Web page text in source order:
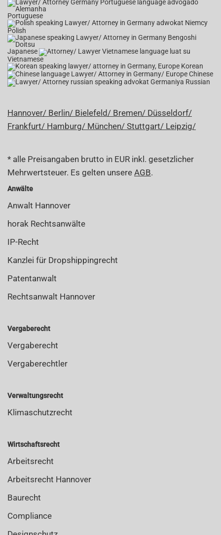
Portuguese
Polish
Japanese
Vietnamese
Korean
Chinese
Russian
Hannover/ Berlin/ Bielefeld/ Bremen/ Düsseldorf/
Frankfurt/ Hamburg/ München/ Stuttgart/ Leipzig/
* alle Preisangaben brutto in EUR inkl. gesetzlicher
Mehrwertsteuer. Es gelten unsere AGB.
Anwälte
Anwalt Hannover
horak Rechtsanwälte
IP-Recht
Kanzlei für Dropshippingrecht
Patentanwalt
Rechtsanwalt Hannover
Vergaberecht
Vergaberecht
Vergaberechtler
Verwaltungsrecht
Klimaschutzrecht
Wirtschaftsrecht
Arbeitsrecht
Arbeitsrecht Hannover
Baurecht
Compliance